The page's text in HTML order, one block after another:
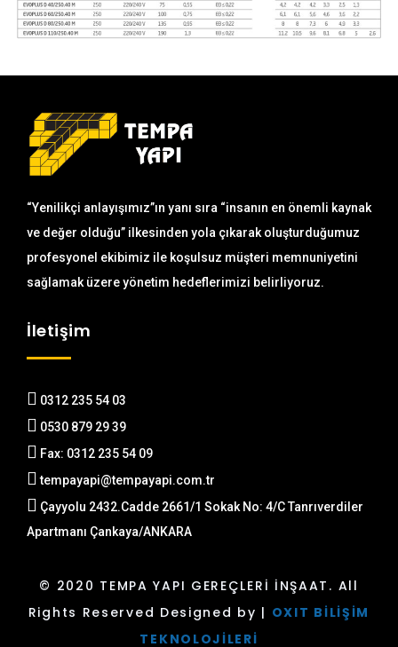
“Yenilikçi anlayışımız”ın yanı sıra “insanın en önemli kaynak
ve değer olduğu” ilkesinden yola çıkarak oluşturduğumuz
profesyonel ekibimiz ile koşulsuz müşteri memnuniyetini
sağlamak üzere yönetim hedeflerimizi belirliyoruz.
İletişim
0312 235 54 03
0530 879 29 39
Fax: 0312 235 54 09
tempayapi@tempayapi.com.tr
Çayyolu 2432.Cadde 2661/1 Sokak No: 4/C Tanrıverdiler
Apartmanı Çankaya/ANKARA
© 2020 TEMPA YAPI GEREÇLERİ İNŞAAT. All
Rights Reserved Designed by | OXIT BİLİŞİM
TEKNOLOJİLERİ